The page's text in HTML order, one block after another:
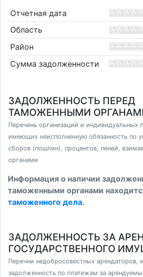
Отчетная дата
Область
Район
Сумма задолженности
ЗАДОЛЖЕННОСТЬ ПЕРЕД
ТАМОЖЕННЫМИ
Перечень организаций и индивидуальных
имеющих неисполненную обязанность по
сборов (пошлин), процентов, пеней,
органами
Информация о наличии
таможенными органами
таможенного дела.
ЗАДОЛЖЕННОСТЬ ЗА
ГОСУДАРСТВЕННОГО
Перечни недобросовестных арендаторов,
задолженность по платежам за